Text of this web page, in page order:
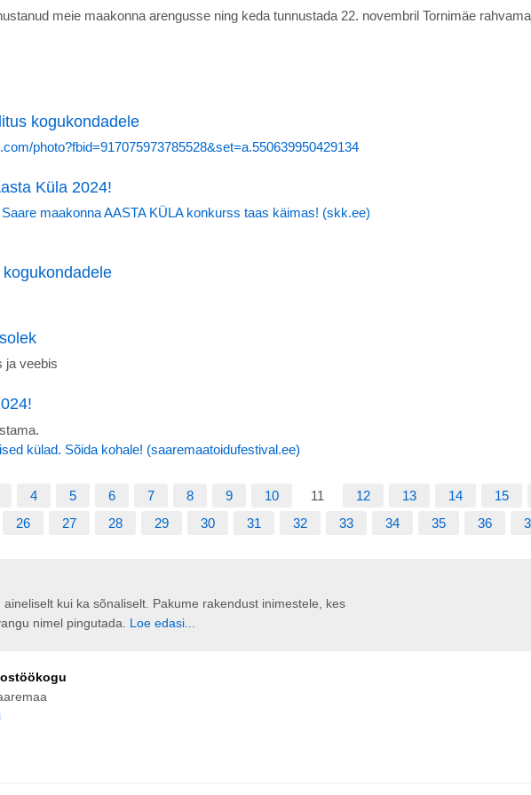
meie maakonna arengusse ning keda tunnustada 22. novembril Tornimäe
kogukondadele
photo?fbid=917075973785528&set=a.550639950429134
Küla 2024!
maakonna AASTA KÜLA konkurss taas käimas! (skk.ee)
ja veebis
külad. Sõida kohale! (saaremaatoidufestival.ee)
4 5 6 7 8 9 10 11 12 13 14
15
26 27 28 29 30 31 32 33 34 35 36
kui ka sõnaliselt. Pakume rakendust inimestele, kes
nimel pingutada. Loe edasi...